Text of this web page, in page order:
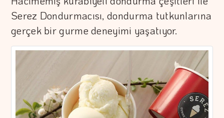
Serez Dondurmacısı, dondurma tutkunlarına
gerçek bir gurme deneyimi yaşatıyor.